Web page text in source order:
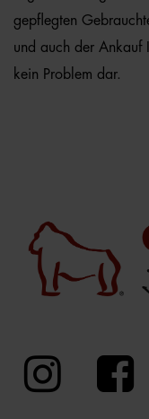
gepflegten
und auch der Ankauf
kein Problem dar.